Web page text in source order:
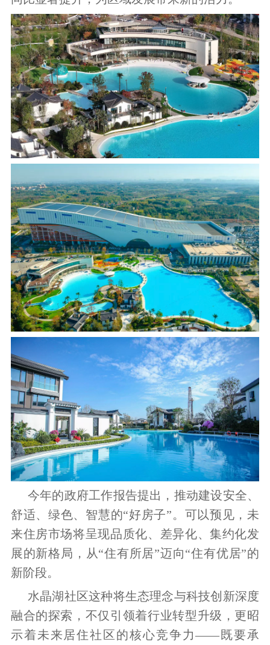
今年的政府工作报告提出，推动建设安全、
舒适、绿色、智慧的“好房子”。可以预见，未
来住房市场将呈现品质化、差异化、集约化发
展的新格局，从“住有所居”迈向“住有优居”的
新阶段。
水晶湖社区这种将生态理念与科技创新深度
融合的探索，不仅引领着行业转型升级，更昭
示着未来居住社区的核心竞争力——既要承